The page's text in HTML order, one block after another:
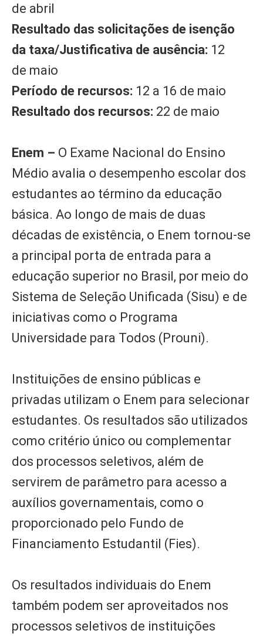
de abril
Resultado das solicitações de isenção
da taxa/Justificativa de ausência: 12
de maio
Período de recursos: 12 a 16 de maio
Resultado dos recursos: 22 de maio
Enem – O Exame Nacional do Ensino
Médio avalia o desempenho escolar dos
estudantes ao término da educação
básica. Ao longo de mais de duas
décadas de existência, o Enem tornou-se
a principal porta de entrada para a
educação superior no Brasil, por meio do
Sistema de Seleção Unificada (Sisu) e de
iniciativas como o Programa
Universidade para Todos (Prouni).
Instituições de ensino públicas e
privadas utilizam o Enem para selecionar
estudantes. Os resultados são utilizados
como critério único ou complementar
dos processos seletivos, além de
servirem de parâmetro para acesso a
auxílios governamentais, como o
proporcionado pelo Fundo de
Financiamento Estudantil (Fies).
Os resultados individuais do Enem
também podem ser aproveitados nos
processos seletivos de instituições